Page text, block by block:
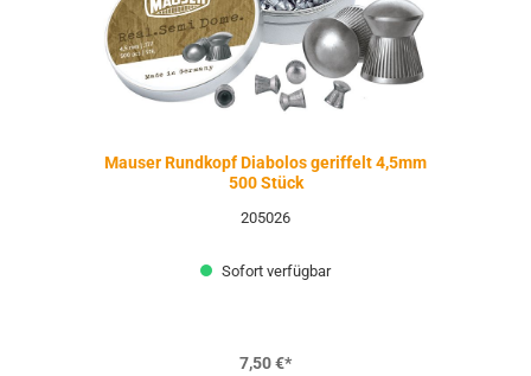
Mauser Rundkopf Diabolos geriffelt 4,5mm
500 Stück
205026
Sofort verfügbar
7,50 €*